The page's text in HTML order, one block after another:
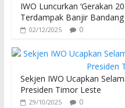
IWO Luncurkan ‘Gerakan
Terdampak Banjir
02/12/2025 0
Sekjen IWO Ucapkan
Presiden Timor Leste
29/10/2025 0